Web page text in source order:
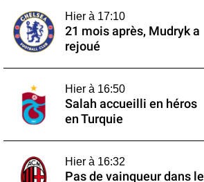
Hier à 17:10
21 mois après, Mudryk a
rejoué
Hier à 16:50
Salah accueilli en héros
en Turquie
Hier à 16:32
Pas de vainqueur dans le